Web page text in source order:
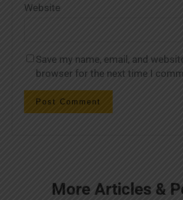
Website
Save my name, email, and
browser for the next time I
More Articles &